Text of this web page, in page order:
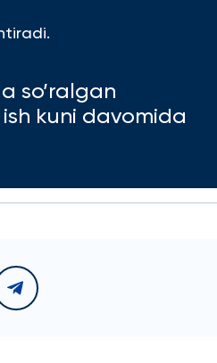
so’ralgan
kuni davomida